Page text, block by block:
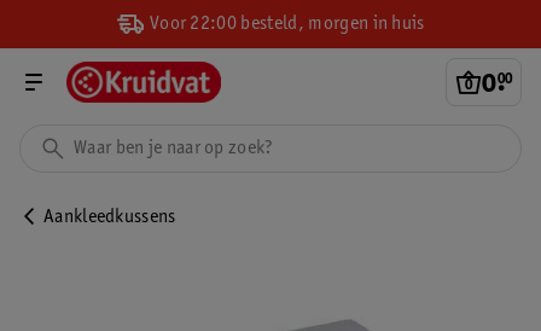
Voor 22:00 besteld, morgen in huis
0.
00
Aankleedkussens